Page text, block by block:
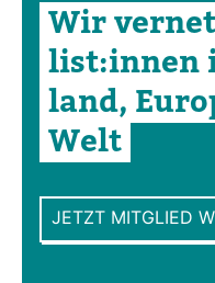
Wir
list:innen
land,
Welt
JETZT MITGLIED